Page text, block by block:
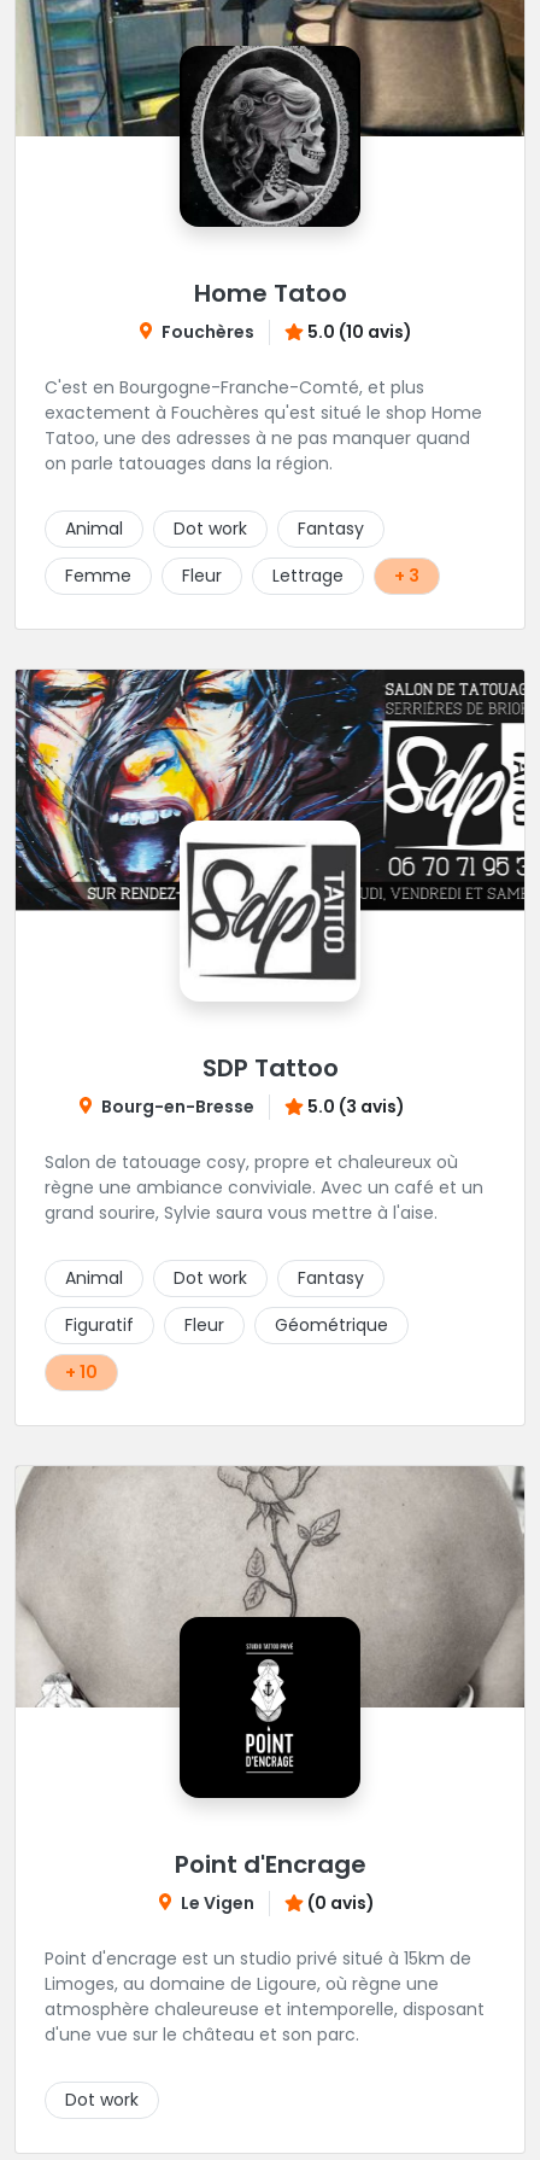
Home Tatoo
Fouchères 5.0 (10 avis)
C'est en Bourgogne-Franche-Comté, et plus
exactement à Fouchères qu'est situé le shop Home
Tatoo, une des adresses à ne pas manquer quand
on parle tatouages dans la région.
Animal Dot work
Fantasy
Femme
Fleur Lettrage + 3
SDP Tattoo
Bourg-en-Bresse 5.0 (3 avis)
Salon de tatouage cosy, propre et chaleureux où
règne une ambiance conviviale. Avec un café et un
grand sourire, Sylvie saura vous mettre à l'aise.
Animal Dot work
Fantasy
Figuratif
Fleur
Géométrique
+ 10
Point d'Encrage
Le Vigen (0 avis)
Point d'encrage est un studio privé situé à 15km de
Limoges, au domaine de Ligoure, où règne une
atmosphère chaleureuse et intemporelle, disposant
d'une vue sur le château et son parc.
Dot work